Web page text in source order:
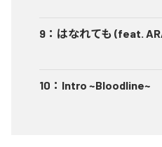
9 ： はなれても (feat.
10 ： Intro ~Bloodline~